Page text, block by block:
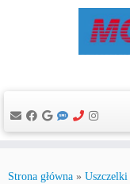
doStrona główna » Uszczelki